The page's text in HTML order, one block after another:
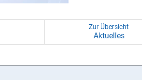
Zur Übersicht
Ak­tu­el­les